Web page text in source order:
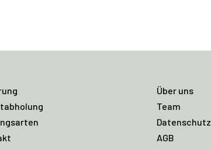
Über uns
Team
Datenschutz
AGB